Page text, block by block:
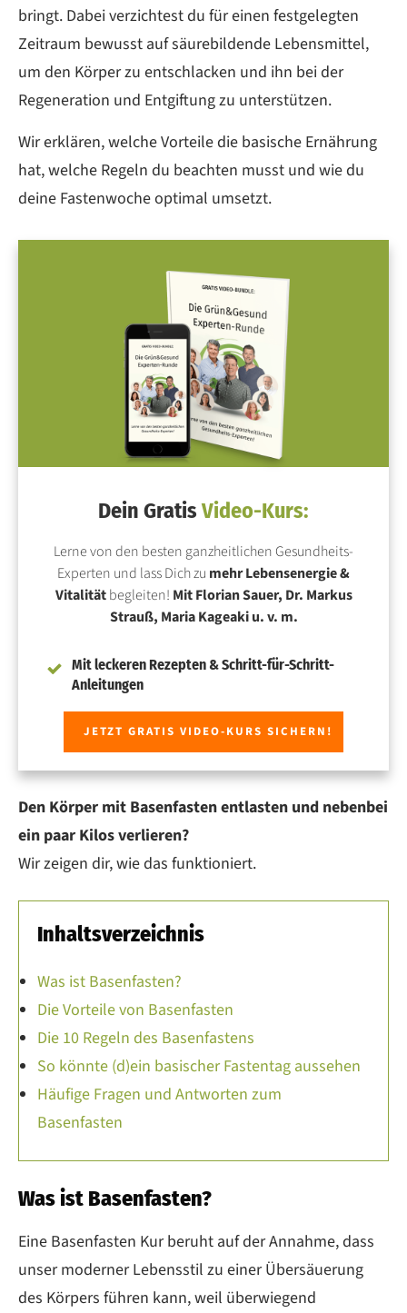
bringt. Dabei verzichtest du für einen festgelegten
Zeitraum bewusst auf säurebildende Lebensmittel,
um den Körper zu entschlacken und ihn bei der
Regeneration und Entgiftung zu unterstützen.
Wir erklären, welche Vorteile die basische Ernährung
hat, welche Regeln du beachten musst und wie du
deine Fastenwoche optimal umsetzt.
Dein GratisVideo-Kurs:
Lerne von den besten ganzheitlichen Gesundheits-
Experten und lass Dich zu mehr Lebensenergie &
Vitalitätbegleiten! Mit Florian Sauer, Dr. Markus
Strauß, Maria Kageaki u. v. m.
Mit leckeren Rezepten & Schritt-für-Schritt-
Anleitungen
JETZT GRATIS VIDEO-KURS SICHERN!
Den Körper mit Basenfasten entlasten und nebenbei
ein paar Kilos verlieren?
Wir zeigen dir, wie das funktioniert.
Inhaltsverzeichnis
Was ist Basenfasten?
Die Vorteile von Basenfasten
Die 10 Regeln des Basenfastens
So könnte (d)ein basischer Fastentag aussehen
Häufige Fragen und Antworten zum
Basenfasten
Was ist Basenfasten?
Eine Basenfasten Kur beruht auf der Annahme, dass
unser moderner Lebensstil zu einer Übersäuerung
des Körpers führen kann, weil überwiegend